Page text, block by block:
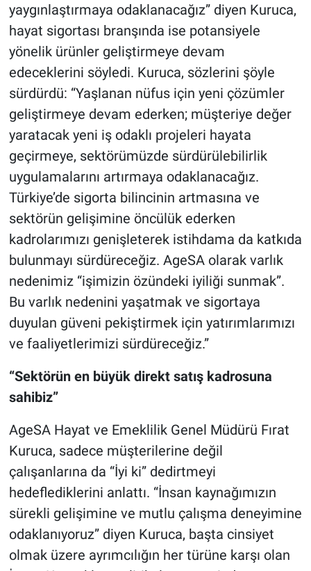
yaygınlaştırmaya odaklanacağız” diyen Kuruca,
hayat sigortası branşında ise potansiyele
yönelik ürünler geliştirmeye devam
edeceklerini söyledi. Kuruca, sözlerini şöyle
sürdürdü: “Yaşlanan nüfus için yeni çözümler
geliştirmeye devam ederken; müşteriye değer
yaratacak yeni iş odaklı projeleri hayata
geçirmeye, sektörümüzde sürdürülebilirlik
uygulamalarını artırmaya odaklanacağız.
Türkiye’de sigorta bilincinin artmasına ve
sektörün gelişimine öncülük ederken
kadrolarımızı genişleterek istihdama da katkıda
bulunmayı sürdüreceğiz. AgeSA olarak varlık
nedenimiz “işimizin özündeki iyiliği sunmak”.
Bu varlık nedenini yaşatmak ve sigortaya
duyulan güveni pekiştirmek için yatırımlarımızı
ve faaliyetlerimizi sürdüreceğiz.”
“Sektörün en büyük direkt satış kadrosuna
sahibiz”
AgeSA Hayat ve Emeklilik Genel Müdürü Fırat
Kuruca, sadece müşterilerine değil
çalışanlarına da “İyi ki” dedirtmeyi
hedeflediklerini anlattı. “İnsan kaynağımızın
sürekli gelişimine ve mutlu çalışma deneyimine
odaklanıyoruz” diyen Kuruca, başta cinsiyet
olmak üzere ayrımcılığın her türüne karşı olan